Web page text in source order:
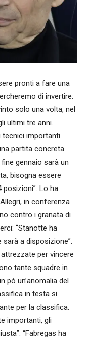
pronti a fare una
di invertire:
solo una volta, nel
ultimi tre anni.
tecnici importanti.
partita concreta
gennaio sarà un
bisogna essere
posizioni”. Lo ha
in conferenza
contro i granata di
“Stanotte ha
a disposizione”.
attrezzate per vincere
tante squadre in
pò un’anomalia del
in testa si
per la classifica.
importanti, gli
“Fabregas ha